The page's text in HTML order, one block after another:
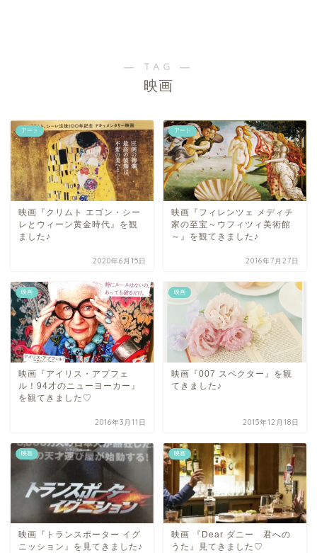
― TAG ―
映画
アート
映画『クリムト エゴン・シー
レとウィーン黄金時代』を観
ました♪
2020年6月15日
アート
映画『フィレンツェ メディチ
家の至宝～ウフィツィ美術館
～』を観てきました♪
2016年7月27日
映画
映画『アイリス・アプフェ
ル！94才のニューヨーカー』
を観てきました♡
2016年3月11日
映画
映画『007 スペクター』を観
てきました♪
2015年12月18日
映画
映画『トランスポーター イグ
ニッション』を見てきました♪
映画
映画 『Dear ダニー 君への
うた』見てきました♡